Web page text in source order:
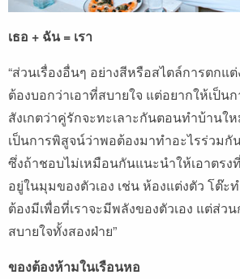
เธอ + ฉัน = เรา
“ส่วนเรื่องอื่นๆ อย่างสีหรือสไตล์การตกแ
ต้องบอกว่าเอาที่สบายใจ แต่อยากให้เป็น
สังเกตว่าคู่รักจะทะเลาะกันตอนทำบ้านใ
เป็นการพิสูจน์ว่าพอต้องมาทำอะไรร่วมกั
ซึ่งถ้าชอบไม่เหมือนกันแนะนำให้เอาตรง
อยู่ในมุมของตัวเอง เช่น ห้องแต่งตัว โต๊ะ
ต้องมีเพื่อที่เราจะมีพลังของตัวเอง แต่ส่ว
สบายใจทั้งสองฝ่าย”
ของต้องห้ามในเรือนหอ